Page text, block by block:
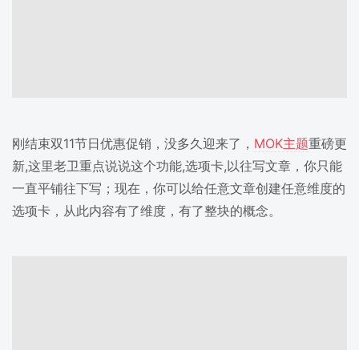
刚结束双11节日优惠促销，没多久迎来了， MOK主题重磅更
新,这里老卫重点说说这个功能,选项卡,以往写文章，你只能
一直平铺往下写；现在，你可以给任意文章创建任意维度的
选项卡，从此内容有了维度，有了整块的概念。